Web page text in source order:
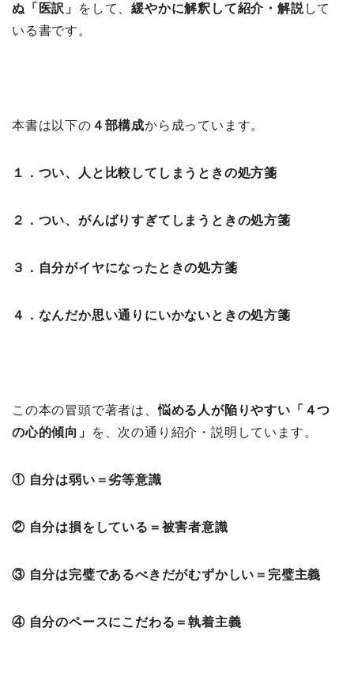
ぬ「医訳」
をして、緩やかに解釈して紹介・解説して
いる書です。
本書は以下の ４部構成から成っています。
１．つい、人と比較してしまうときの処方箋
２．つい、がんばりすぎてしまうときの処方箋
３．自分がイヤになったときの処方箋
４．なんだか思い通りにいかないときの処方箋
この本の冒頭で著者は、悩める人が陥りやすい「４つ
の心的傾向」
を、次の通り紹介・説明しています。
① 自分は弱い＝劣等意識
② 自分は損をしている＝被害者意識
③ 自分は完璧であるべきだがむずかしい＝完璧主義
④ 自分のペースにこだわる＝執着主義